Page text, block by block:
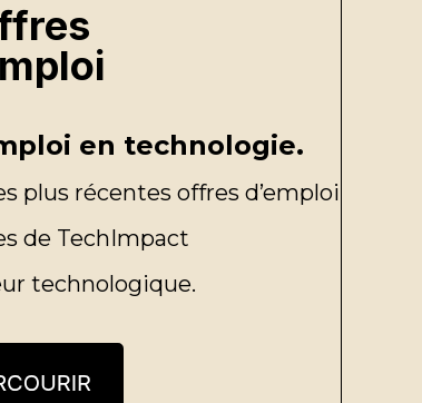
en technologie.
plus récentes offres d’emploi
de TechImpact
technologique.